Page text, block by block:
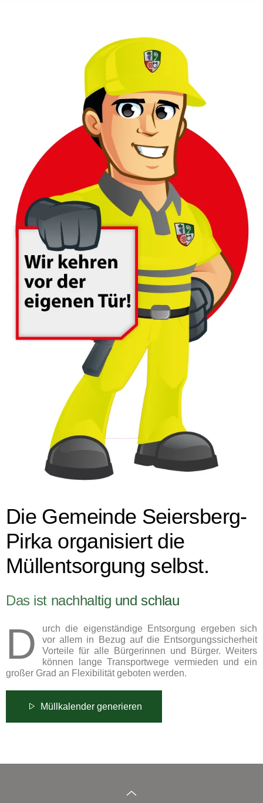
Die Gemeinde Seiersberg-
Pirka organisiert die
Müllentsorgung selbst.
Das ist nachhaltig und schlau
D
urch die eigenständige Entsorgung ergeben sich
vor allem in Bezug auf die Entsorgungssicherheit
Vorteile für alle Bürgerinnen und Bürger. Weiters
können lange Transportwege vermieden und ein
großer Grad an Flexibilität geboten werden.
Müllkalender generieren